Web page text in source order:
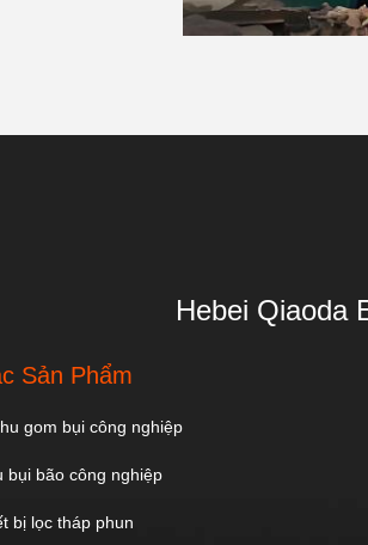
Hebei Qiaoda
Sản Phẩm
gom bụi công nghiệp
bụi bão công nghiệp
bị lọc tháp phun